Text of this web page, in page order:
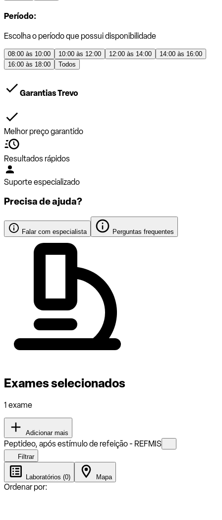
Período:
Escolha o período que possui disponibilidade
08:00 às 10:00 10:00 às 12:00 12:00 às 14:00
14:00 às 16:00
16:00 às 18:00
Todos
Garantias Trevo
Melhor preço garantido
Resultados rápidos
Suporte especializado
Precisa de ajuda?
Falar com especialista Perguntas frequentes
Exames selecionados
1 exame
Adicionar mais
Peptideo, após estímulo de refeição - REFMIS
Filtrar
Laboratórios (0) Mapa
Ordenar por: